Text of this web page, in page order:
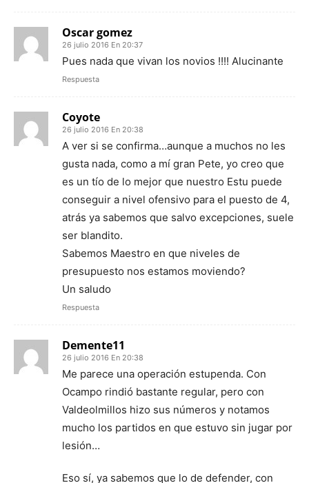
Oscar gomez
26 julio 2016 En 20:37
Pues nada que vivan los novios !!!! Alucinante
Respuesta
Coyote
26 julio 2016 En 20:38
A ver si se confirma…aunque a muchos no les
gusta nada, como a mí gran Pete, yo creo que
es un tío de lo mejor que nuestro Estu puede
conseguir a nivel ofensivo para el puesto de 4,
atrás ya sabemos que salvo excepciones, suele
ser blandito.
Sabemos Maestro en que niveles de
presupuesto nos estamos moviendo?
Un saludo
Respuesta
Demente11
26 julio 2016 En 20:38
Me parece una operación estupenda. Con
Ocampo rindió bastante regular, pero con
Valdeolmillos hizo sus números y notamos
mucho los partidos en que estuvo sin jugar por
lesión…
Eso sí, ya sabemos que lo de defender, con